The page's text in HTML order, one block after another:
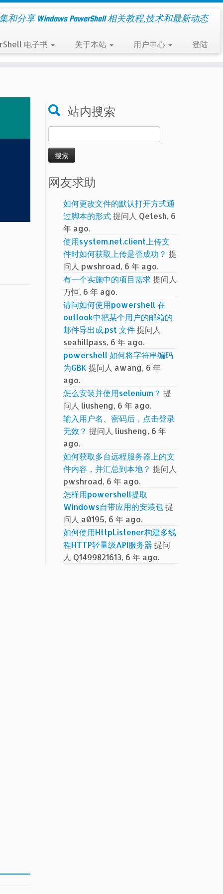
和分享 Windows PowerShell 相关教程,技术和最新动态
电子书 关于本站 用户中心 登陆
站内搜索
索：
网友求助
如何更改文件的默认打开方式通
过脚本的形式提问人 Qetesh, 6
年 ago.
使用system.net.client上传文
件时如何获取上传是否成功？ 提
问人 pwshroad, 6 年 ago.
有一个实施中的项目需求提问人
万恒, 6 年 ago.
请问如何使用powershell 在
outlook中把某个用户的邮箱的
邮件导出成.pst 文件提问人
seahillpass, 6 年 ago.
powershell 如何将字符串编码
为GBK 提问人 awang, 6 年
ago.
怎么安装并使用selenium？ 提
问人 liusheng, 6 年 ago.
输入用户名、密码后，点击登录
无效？ 提问人 liusheng, 6 年
ago.
如何获取多台远程服务器上的文
件内容，并汇总到本地？ 提问人
pwshroad, 6 年 ago.
怎样用powershell提取
Windows自带应用的安装包提
问人 a0195, 6 年 ago.
如何使用HttpListener构建多线
程HTTP轻量级API服务器 提问
人 Q1499821613, 6 年 ago.